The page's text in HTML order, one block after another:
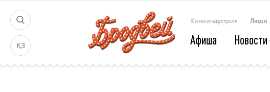
ҚЗ
Киноиндустрия Люди
Афиша Новости